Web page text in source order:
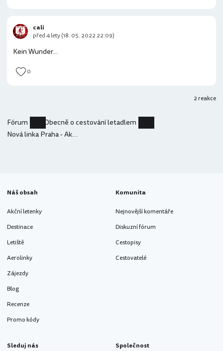
Kein Wunder...
0
cali
před 4 lety (18. 05. 2022 22:09)
2 reakce
Fórum
Obecně o cestování letadlem
Nová linka Praha - Aktau
Náš obsah
Akční letenky
Destinace
Letiště
Aerolinky
Zájezdy
Blog
Recenze
Promo kódy
Komunita
Nejnovější komentáře
Diskuzní fórum
Cestopisy
Cestovatelé
Sleduj nás Společnost